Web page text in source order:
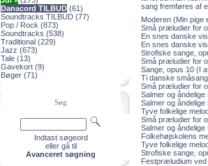
Danacord TILBUD (61)
Soundtracks TILBUD (77)
Pop / Rock (873)
Soundtracks (538)
Traditional (229)
Jazz (673)
Tale (13)
Gavekort (9)
Bøger (71)
Søg
Indtast søgeord
eller gå til
Avanceret søgning
sang fremføres af
Moderen (Min pige
Små præludier for
En snes danske
En snes danske
Strofiske sange,
Små præludier for
Sange, opus 10 (I
Ti danske
Små præludier for
Salmer og
Salmer og
Tyve folkelige
Små præludier for
Salmer og
Folkehøjskolens
Tyve folkelige
Strofiske sange,
Festpræludium ved